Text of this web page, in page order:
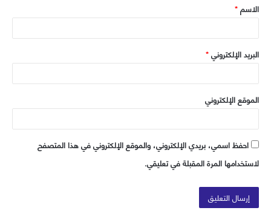
*
الاسم*
البريد الإلكتروني*
الموقع الإلكتروني
احفظ اسمي، بريدي الإلكتروني، والموقع الإلكتروني في هذا المتصفح
لاستخدامها المرة المقبلة في تعليقي.